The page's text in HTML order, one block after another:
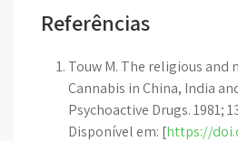
Referências
Touw M. The religious and
Cannabis in China, India
Psychoactive Drugs. 1981;
Disponível em: [https://